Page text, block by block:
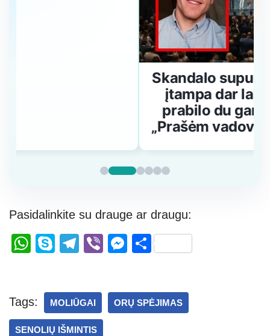
Skandalo supurtytame teatre
įtampa dar labiau kaista –
prabilo du garsūs aktoriai:
„Prašėm vadovo mus gelbėti“
Pasidalinkite su drauge ar draugu:
W
s
A
S
e
T
gr
a
Vi
M
e
n
S
e
Tags: MOLIŪGAI ORŲ SPĖJIMAS
SENOLIŲ IŠMINTIS